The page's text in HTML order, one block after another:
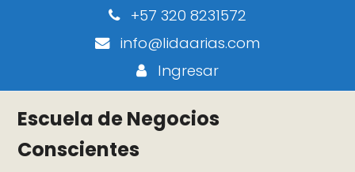
+57 320 8231572
info@lidaarias.com
Ingresar
Escuela de Negocios
Conscientes